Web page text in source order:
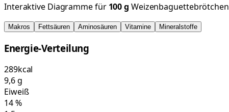
Interaktive Diagramme für 100g Weizenbaguettebrötchen
Makros Fettsäuren Aminosäuren Vitamine Mineralstoffe
Energie-Verteilung
289kcal
9,6g
Eiweiß
14%